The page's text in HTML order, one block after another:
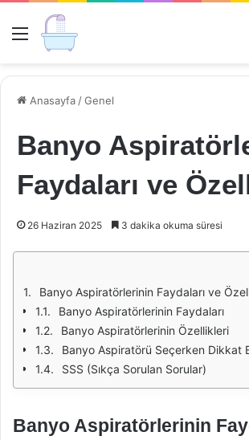
Menü
Anasayfa /Genel
Banyo
Faydaları ve
26 Haziran 2025 3 dakika okuma süresi
Banyo Aspiratörlerinin Faydaları ve
Banyo Aspiratörlerinin Faydaları
Banyo Aspiratörlerinin Özellikleri
Banyo Aspiratörü Seçerken Dikkat
SSS (Sıkça Sorulan Sorular)
Banyo Aspiratörlerinin